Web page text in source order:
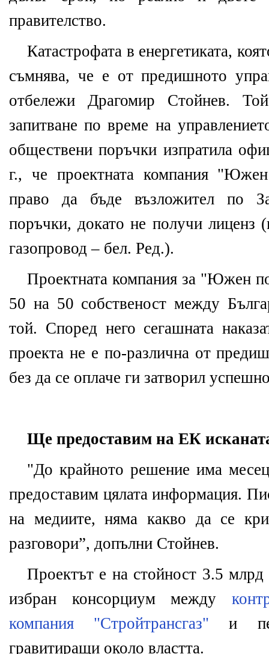
правителство.
Катастрофата в енергетиката,
съмнява, че е от предишното
отбележи Драгомир Стойнев.
запитване по време на
обществени поръчки изпратила
г., че проектната компания
право да бъде възложител по
поръчки, докато не получи лиценз
газопровод – бел. Ред.).
Проектната компания за "Южен
50 на 50 собственост между
той. Според него сегашната
проекта не е по-различна от
без да се оплаче ги затворил
Ще предоставим на ЕК
"До крайното решение има
предоставим цялата информация.
на медиите, няма какво да се
разговори”, допълни Стойнев.
Проектът е на стойност 3.5 млрд
избран консорциум между
компания "Стройтрансгаз" и
гравитиращи около властта.